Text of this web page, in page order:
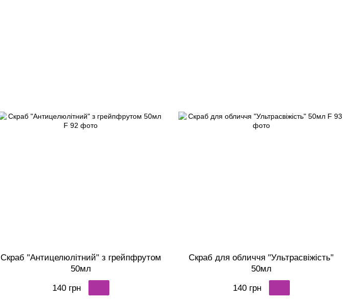
Скраб "Антицелюлітний" з грейпфрутом
50мл
140 грн
Скраб для обличчя "Ультрасвіжість"
50мл
140 грн